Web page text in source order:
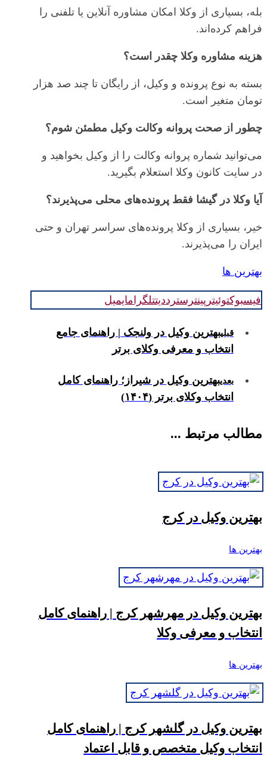
بله، بسیاری از وکلا امکان مشاوره آنلاین یا تلفنی را
فراهم کرده‌اند.
هزینه مشاوره وکلا چقدر است؟
بسته به نوع پرونده و وکیل، از رایگان تا چند صد هزار
تومان متغیر است.
چطور از صحت پروانه وکالت وکیل مطمئن شوم؟
می‌توانید شماره پروانه وکالت را از وکیل بخواهید و
در سایت کانون وکلا استعلام بگیرید.
آیا وکلا در گیشا فقط پرونده‌های محلی می‌پذیرند؟
خیر، بسیاری از وکلا پرونده‌های سراسر تهران و حتی
ایران را می‌پذیرند.
بهترین ها
فیسبوکتوئیتر پینترسترددیتتلگرامایمیل
قبلیبهترین وکیل در ولنجک | راهنمای جامع
انتخاب و معرفی وکلای برتر
بعدیبهترین وکیل در شیراز؛ راهنمای کامل
انتخاب وکلای برتر (۱۴۰۴)
مطالب مرتبط ...
بهترین وکیل در کرج
بهترین ها
بهترین وکیل در مهرشهر کرج | راهنمای کامل
انتخاب و معرفی وکلا
بهترین ها
بهترین وکیل در گلشهر کرج | راهنمای کامل
انتخاب وکیل متخصص و قابل اعتماد